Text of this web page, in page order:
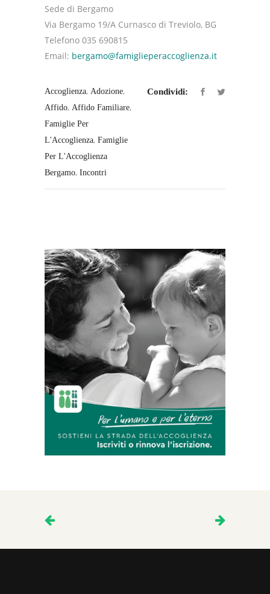
Sede di Bergamo
Via Bergamo 19/A Curnasco di Treviolo, BG
Telefono 035 690815
Email: bergamo@famiglieperaccoglienza.it
Accoglienza, Adozione,
Affido, Affido Familiare,
Famiglie Per
L'Accoglienza, Famiglie
Per L'Accoglienza
Bergamo, Incontri
Condividi: